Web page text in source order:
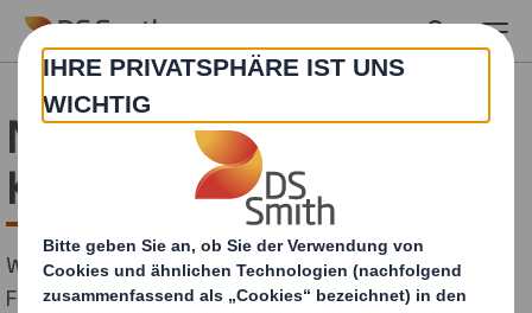
Skip to main content
Nehmen Sie mit uns
Kontakt auf
Wir sind für Sie da! Kontaktieren Sie uns, wenn Sie
Fragen zu DS Smith, unseren Verpackungslösungen